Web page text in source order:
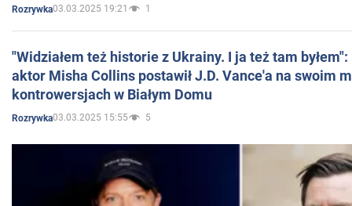
Rozrywka03.03.2025 19:21 1
"Widziałem też historie z Ukrainy. I ja też tam
aktor Misha Collins postawił J.D. Vance'a na swoim
kontrowersjach w Białym Domu
Rozrywka03.03.2025 15:55 5